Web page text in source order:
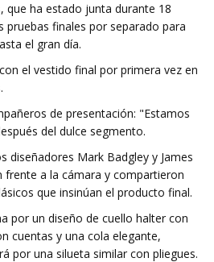
que ha estado junta durante 18
pruebas finales por separado para
el gran día.
el vestido final por primera vez en
de presentación: "Estamos
del dulce segmento.
diseñadores Mark Badgley y James
frente a la cámara y compartieron
que insinúan el producto final.
por un diseño de cuello halter con
cuentas y una cola elegante,
por una silueta similar con pliegues.